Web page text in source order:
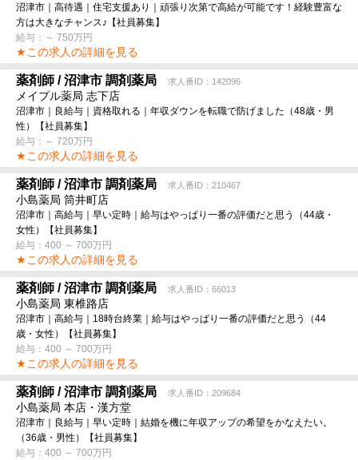
沼津市｜高待遇｜住宅支援あり｜頑張り次第で高給が可能です！経験豊富な
方は大きなチャンス♪【社員募集】
給与：～ 750万円
★この求人の詳細を見る
薬剤師 / 沼津市 調剤薬局 求人番ID：142096
メイプル薬局 志下店
沼津市｜良給与｜資格取れる｜年収ダウンを転職で防げました（48歳・男
性）【社員募集】
給与：～ 720万円
★この求人の詳細を見る
薬剤師 / 沼津市 調剤薬局 求人番ID：210467
小島薬局 筒井町店
沼津市｜高給与｜早い定時｜給与はやっぱり一番の評価だと思う（44歳・
女性）【社員募集】
給与：400 ～ 700万円
★この求人の詳細を見る
薬剤師 / 沼津市 調剤薬局 求人番ID：66013
小島薬局 東椎路店
沼津市｜高給与｜18時台終業｜給与はやっぱり一番の評価だと思う（44
歳・女性）【社員募集】
給与：400 ～ 700万円
★この求人の詳細を見る
薬剤師 / 沼津市 調剤薬局 求人番ID：209684
小島薬局 本店・漢方堂
沼津市｜良給与｜早い定時｜結婚を機に年収アップの希望をかなえたい。
（36歳・男性）【社員募集】
給与：400 ～ 700万円